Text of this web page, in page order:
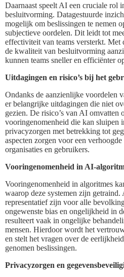
Daarnaast speelt AI een cruciale rol
besluitvorming. Datagestuurde
mogelijk om beslissingen te nemen
subjectieve oordelen. Dit leidt tot
effectiviteit van teams versterkt. Met
de kwaliteit van besluitvorming
kunnen teams sneller en efficiënter
Uitdagingen en risico’s bij het
Ondanks de aanzienlijke voordelen
er belangrijke uitdagingen die niet
gezien. De risico’s van AI omvatten
vooringenomenheid die kan sluipen
privacyzorgen met betrekking tot
aspecten zorgen voor een
organisaties en gebruikers.
Vooringenomenheid in AI-
Vooringenomenheid in algoritmes
waarop deze systemen zijn getraind.
representatief zijn voor alle
ongewenste bias en ongelijkheid in
resulteert vaak in ongelijke
mensen. Hierdoor wordt het
en stelt het vragen over de
genomen beslissingen.
Privacyzorgen en